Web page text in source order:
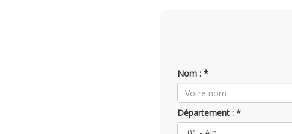
Nom : *
Département : *